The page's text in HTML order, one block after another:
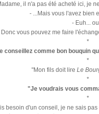
il n'a pas été acheté ici, je
- ...Mais vous l'avez bien
- Euh...
Donc vous pouvez me faire
*
conseillez comme bon bouquin
*
"Mon fils doit lire Le
*
"Je voudrais vous
*
besoin d'un conseil, je ne sais